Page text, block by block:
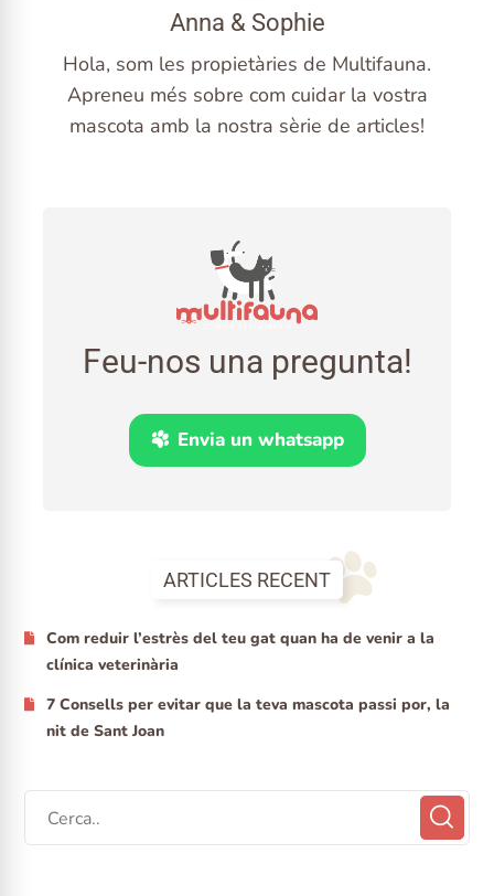
Anna & Sophie
Hola, som les propietàries de Multifauna.
Apreneu més sobre com cuidar la vostra
mascota amb la nostra sèrie de articles!
Feu-nos una pregunta!
Envia un whatsapp
ARTICLES RECENT
Com reduir l’estrès del teu gat quan ha de venir a la
clínica veterinària
7 Consells per evitar que la teva mascota passi por, la
nit de Sant Joan